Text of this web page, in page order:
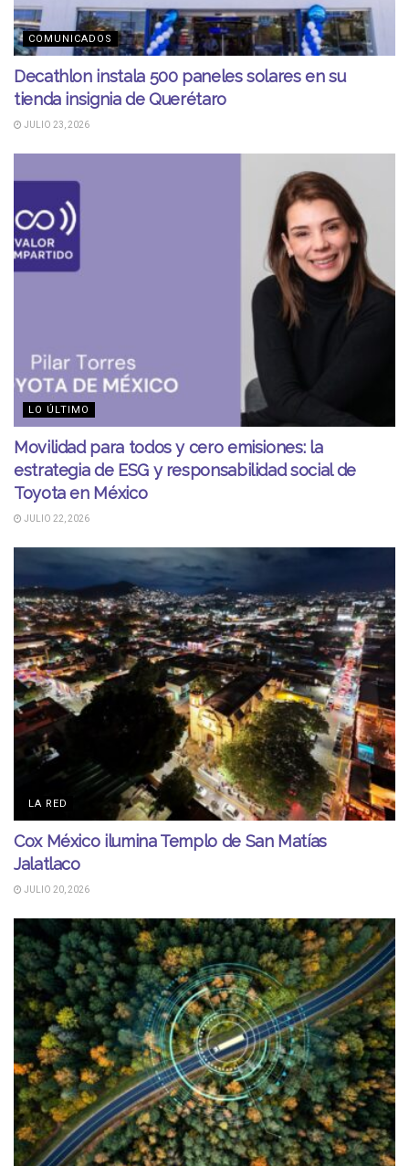
COMUNICADOS
Decathlon instala 500 paneles solares en su
tienda insignia de Querétaro
JULIO 23, 2026
LO ÚLTIMO
Movilidad para todos y cero emisiones: la
estrategia de ESG y responsabilidad social de
Toyota en México
JULIO 22, 2026
LA RED
Cox México ilumina Templo de San Matías
Jalatlaco
JULIO 20, 2026